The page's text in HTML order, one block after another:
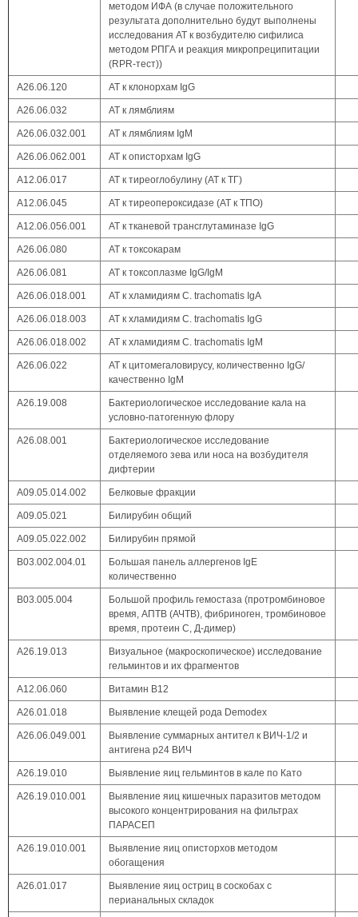
методом ИФА (в случае положительного
результата дополнительно будут выполнены
исследования АТ к возбудителю сифилиса
методом РПГА и реакция микропреципитации
(RPR-тест))
А26.06.120 АТ к клонорхам IgG
А26.06.032 АТ к лямблиям
А26.06.032.001 АТ к лямблиям IgM
А26.06.062.001 АТ к описторхам IgG
А12.06.017 АТ к тиреоглобулину (АТ к ТГ)
А12.06.045 АТ к тиреопероксидазе (АТ к ТПО)
А12.06.056.001 АТ к тканевой трансглутаминазе IgG
А26.06.080 АТ к токсокарам
А26.06.081 АТ к токсоплазме IgG/IgM
А26.06.018.001 АТ к хламидиям C. trachomatis IgA
А26.06.018.003 АТ к хламидиям C. trachomatis IgG
А26.06.018.002 АТ к хламидиям C. trachomatis IgM
A26.06.022
АТ к цитомегаловирусу, количественно IgG/
качественно IgM
A26.19.008
Бактериологическое исследование кала на
условно-патогенную флору
А26.08.001
Бактериологическое исследование
отделяемого зева или носа на возбудителя
дифтерии
А09.05.014.002 Белковые фракции
А09.05.021 Билирубин общий
А09.05.022.002 Билирубин прямой
B03.002.004.01
Большая панель аллергенов IgE
количественно
В03.005.004
Большой профиль гемостаза (протромбиновое
время, АПТВ (АЧТВ), фибриноген, тромбиновое
время, протеин С, Д-димер)
А26.19.013
Визуальное (макроскопическое) исследование
гельминтов и их фрагментов
А12.06.060 Витамин В12
А26.01.018 Выявление клещей рода Demodex
A26.06.049.001
Выявление суммарных антител к ВИЧ-1/2 и
антигена p24 ВИЧ
А26.19.010 Выявление яиц гельминтов в кале по Като
А26.19.010.001
Выявление яиц кишечных паразитов методом
высокого концентрирования на фильтрах
ПАРАСЕП
А26.19.010.001
Выявление яиц описторхов методом
обогащения
А26.01.017
Выявление яиц остриц в соскобах с
перианальных складок